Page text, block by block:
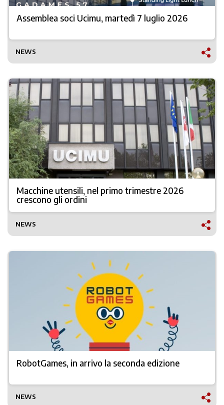
Assemblea soci Ucimu, martedì 7 luglio 2026
NEWS
Macchine utensili, nel primo trimestre 2026
crescono gli ordini
NEWS
RobotGames, in arrivo la seconda edizione
NEWS